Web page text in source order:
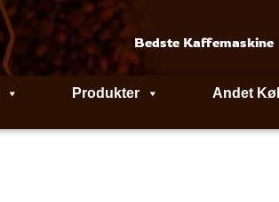
Bedste Kaffemaskine
Produkter Andet